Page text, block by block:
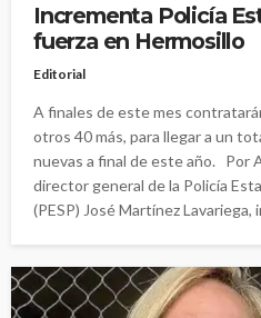
Incrementa Policía
fuerza en Hermosillo
Editorial
A finales de este mes
otros 40 más, para llegar a un
nuevas a final de este año. Por
director general de la Policía
(PESP) José Martínez